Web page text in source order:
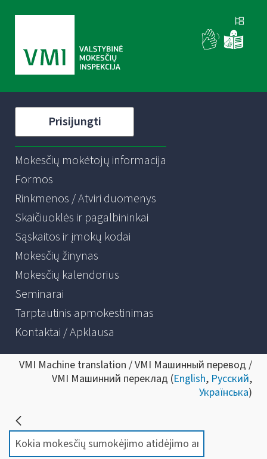
Prisijungti
Mokesčių mokėtojų informacija
Formos
Rinkmenos / Atviri duomenys
Skaičiuoklės ir pagalbininkai
Sąskaitos ir įmokų kodai
Mokesčių žinynas
Mokesčių kalendorius
Seminarai
Tarptautinis apmokestinimas
Kontaktai / Apklausa
VMI Machine translation / VMI Машинный перевод /
VMI Машинний переклад (English, Русский,
Українська)